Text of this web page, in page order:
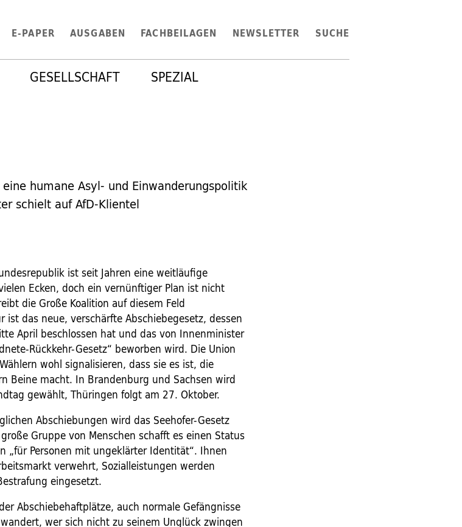
E-PAPER AUSGABEN FACHBEILAGEN NEWSLETTER SUCHE
GESELLSCHAFT SPEZIAL
humane Asyl- und Einwanderungspolitik
schielt auf AfD-Klientel
ist seit Jahren eine weitläufige
Ecken, doch ein vernünftiger Plan ist nicht
die Große Koalition auf diesem Feld
ist das neue, verschärfte Abschiebegesetz, dessen
April beschlossen hat und das von Innenminister
Rückkehr-Gesetz“ beworben wird. Die Union
wohl signalisieren, dass sie es ist, die
Beine macht. In Brandenburg und Sachsen wird
gewählt, Thüringen folgt am 27. Oktober.
Abschiebungen wird das Seehofer-Gesetz
Gruppe von Menschen schafft es einen Status
„für Personen mit ungeklärter Identität“. Ihnen
verwehrt, Sozialleistungen werden
eingesetzt.
Abschiebehaftplätze, auch normale Gefängnisse
wer sich nicht zu seinem Unglück zwingen